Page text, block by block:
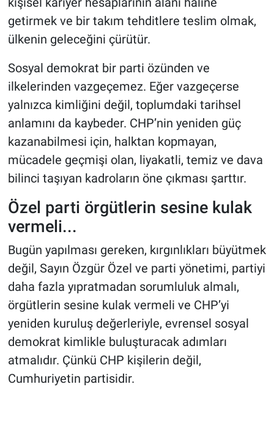
getirmek ve bir takım tehditlere teslim olmak,
ülkenin geleceğini çürütür.
Sosyal demokrat bir parti özünden ve
ilkelerinden vazgeçemez. Eğer vazgeçerse
yalnızca kimliğini değil, toplumdaki tarihsel
anlamını da kaybeder. CHP’nin yeniden güç
kazanabilmesi için, halktan kopmayan,
mücadele geçmişi olan, liyakatli, temiz ve dava
bilinci taşıyan kadroların öne çıkması şarttır.
Özel parti örgütlerin sesine kulak
vermeli...
Bugün yapılması gereken, kırgınlıkları büyütmek
değil, Sayın Özgür Özel ve parti yönetimi, partiyi
daha fazla yıpratmadan sorumluluk almalı,
örgütlerin sesine kulak vermeli ve CHP’yi
yeniden kuruluş değerleriyle, evrensel sosyal
demokrat kimlikle buluşturacak adımları
atmalıdır. Çünkü CHP kişilerin değil,
Cumhuriyetin partisidir.